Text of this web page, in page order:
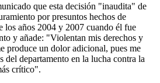
que esta decisión "inaudita" de
por presuntos hechos de
los años 2004 y 2007 cuando él fue
y añade: "Violentan mis derechos y
produce un dolor adicional, pues me
del departamento en la lucha contra la
crítico".